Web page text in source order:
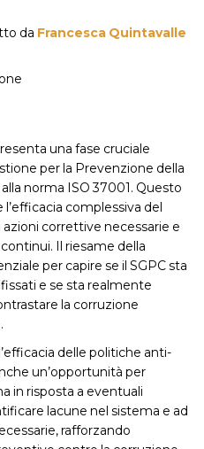
da Francesca Quintavalle
una fase cruciale
per la Prevenzione della
norma ISO 37001. Questo
complessiva del
correttive necessarie e
Il riesame della
per capire se il SGPC sta
e se sta realmente
la corruzione
delle politiche anti-
un’opportunità per
in risposta a eventuali
lacune nel sistema e ad
rafforzando